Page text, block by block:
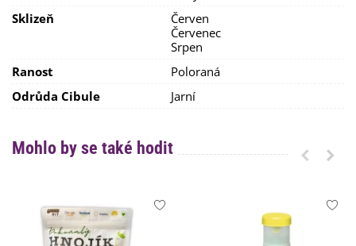
Sklizeň
Červen
Červenec
Srpen
Ranost
Poloraná
Odrůda Cibule
Jarní
Mohlo by se také hodit